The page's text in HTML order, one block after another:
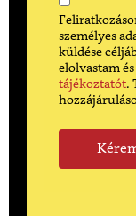
személyes
küldése
elolvastam
tájékoztatót.